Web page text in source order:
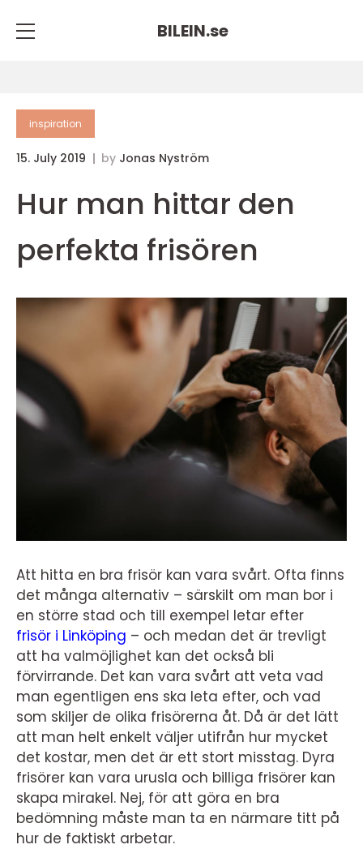
BILEIN.se
inspiration
15. July 2019 by Jonas Nyström
Hur man hittar den
perfekta frisören
Att hitta en bra frisör kan vara svårt. Ofta finns
det många alternativ – särskilt om man bor i
en större stad och till exempel letar efter
frisör i Linköping – och medan det är trevligt
att ha valmöjlighet kan det också bli
förvirrande. Det kan vara svårt att veta vad
man egentligen ens ska leta efter, och vad
som skiljer de olika frisörerna åt. Då är det lätt
att man helt enkelt väljer utifrån hur mycket
det kostar, men det är ett stort misstag. Dyra
frisörer kan vara urusla och billiga frisörer kan
skapa mirakel. Nej, för att göra en bra
bedömning måste man ta en närmare titt på
hur de faktiskt arbetar.